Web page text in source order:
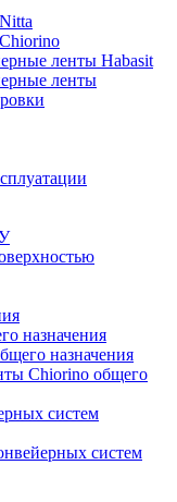
ленты Habasit
ленты
назначения
назначения
Chiorino общего
систем
систем